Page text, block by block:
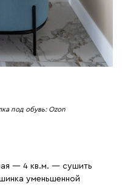
под обувь: Ozon
— 4 кв.м. — сушить
уменьшенной